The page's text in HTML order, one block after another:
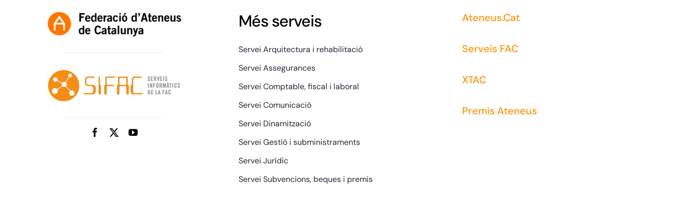
Més serveis
Servei Arquitectura i rehabilitació
Servei Assegurances
Servei Comptable, fiscal i laboral
Servei Comunicació
Servei Dinamització
Servei Gestió i subministraments
Servei Jurídic
Servei Subvencions, beques i premis
Ateneus.Cat
Serveis FAC
XTAC
Premis Ateneus